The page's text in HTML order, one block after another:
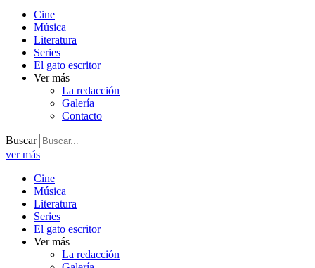
Cine
Música
Literatura
Series
El gato escritor
Ver más
La redacción
Galería
Contacto
Buscar
ver más
Cine
Música
Literatura
Series
El gato escritor
Ver más
La redacción